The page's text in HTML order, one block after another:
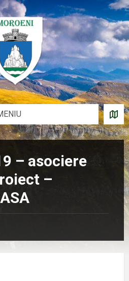
– asociere
–